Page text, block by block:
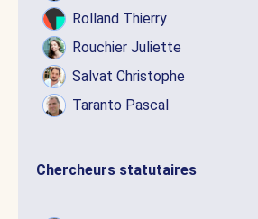
Rolland Thierry
Rouchier Juliette
Salvat Christophe
Taranto Pascal
Chercheurs statutaires